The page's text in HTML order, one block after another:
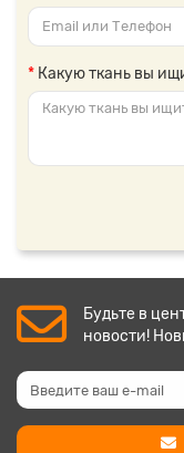
Какую ткань вы
Будьте в
новости!